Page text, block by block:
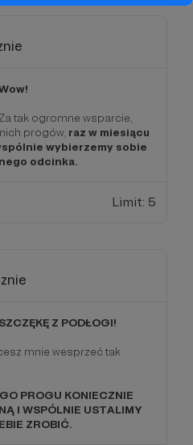
tak ogromne wsparcie,
progów, raz w miesiącu
wybierzemy sobie
odcinka.
Limit: 5
Z PODŁOGI!
mnie wesprzeć tak
PROGU KONIECZNIE
I WSPÓLNIE USTALIMY
ZROBIĆ.